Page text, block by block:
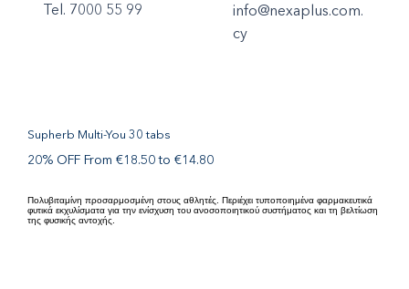
Tel. 7000 55 99
info@nexaplus.com.
cy
Supherb Multi-You 30 tabs
20% OFF From €18.50 to €14.80
Πολυβιταμίνη προσαρμοσμένη στους αθλητές. Περιέχει τυποποιημένα φαρμακευτικά
φυτικά εκχυλίσματα για την ενίσχυση του ανοσοποιητικού συστήματος και τη βελτίωση
της φυσικής αντοχής.